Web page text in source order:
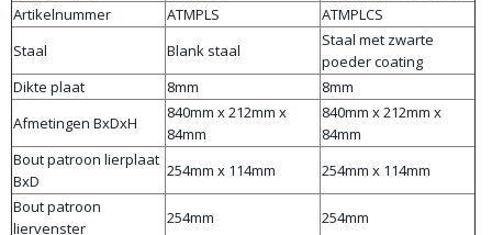
Artikelnummer
ATMPLS
ATMPLCS
Staal
Blank staal
Staal met zwarte
poeder coating
Dikte plaat
8mm
8mm
Afmetingen BxDxH
840mm x 212mm x
84mm
840mm x 212mm x
84mm
Bout patroon lierplaat
BxD
254mm x 114mm
254mm x 114mm
Bout patroon
liervenster
254mm 254mm